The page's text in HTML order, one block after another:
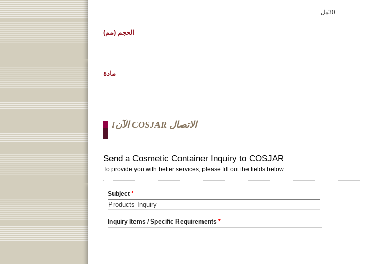
30مل
الحجم (مم)
مادة
الاتصال COSJAR الآن!